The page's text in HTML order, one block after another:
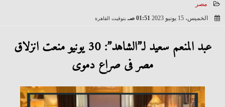
مصر
الخميس، 15 يونيو 2023
01:51 صـ بتوقيت القاهرة
عبد المنعم سعيد لـ”الشاهد”: 30 يونيو منعت انزلاق
مصر فى صراع دموى